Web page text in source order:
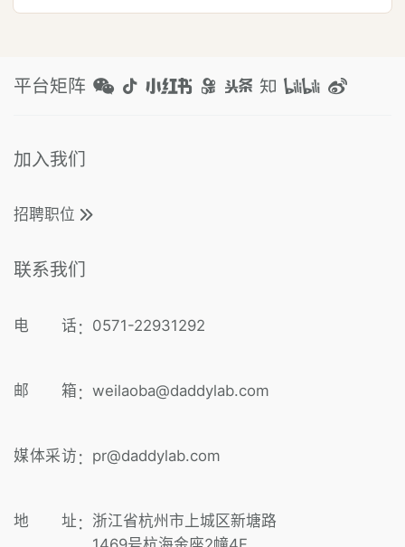
平台矩阵
加入我们
招聘职位
联系我们
电 话 ： 0571-22931292
邮 箱 ： weilaoba@daddylab.com
媒体采访 ： pr@daddylab.com
地 址 ： 浙江省杭州市上城区新塘路